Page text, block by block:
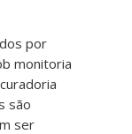
por
monitoria
são
ser